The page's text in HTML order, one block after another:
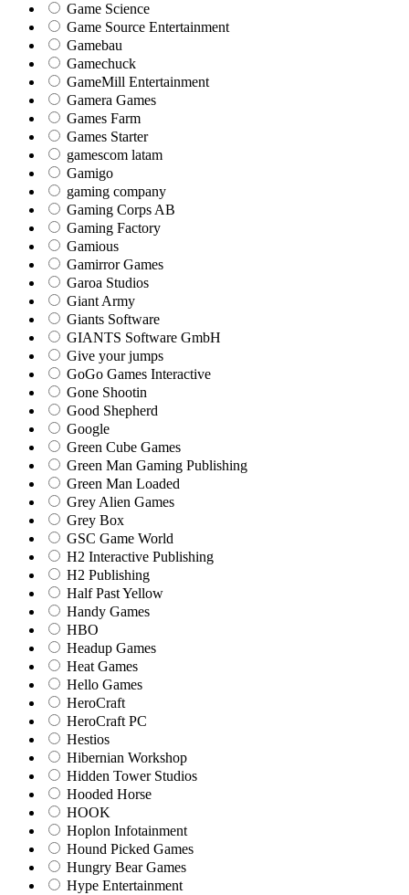
Game Science
Game Source Entertainment
Gamebau
Gamechuck
GameMill Entertainment
Gamera Games
Games Farm
Games Starter
gamescom latam
Gamigo
gaming company
Gaming Corps AB
Gaming Factory
Gamious
Gamirror Games
Garoa Studios
Giant Army
Giants Software
GIANTS Software GmbH
Give your jumps
GoGo Games Interactive
Gone Shootin
Good Shepherd
Google
Green Cube Games
Green Man Gaming Publishing
Green Man Loaded
Grey Alien Games
Grey Box
GSC Game World
H2 Interactive Publishing
H2 Publishing
Half Past Yellow
Handy Games
HBO
Headup Games
Heat Games
Hello Games
HeroCraft
HeroCraft PC
Hestios
Hibernian Workshop
Hidden Tower Studios
Hooded Horse
HOOK
Hoplon Infotainment
Hound Picked Games
Hungry Bear Games
Hype Entertainment